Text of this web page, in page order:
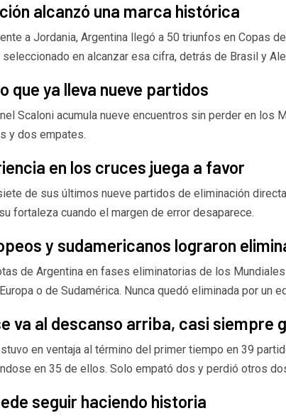
alcanzó una marca histórica
a Jordania, Argentina llegó a 50 triunfos en Copas
en alcanzar esa cifra, detrás de Brasil y
que ya lleva nueve partidos
Scaloni acumula nueve encuentros sin perder en los
y dos empates.
en los cruces juega a favor
de sus últimos nueve partidos de eliminación
fortaleza cuando el margen de error desaparece.
y sudamericanos lograron
de Argentina en fases eliminatorias de los
o de Sudamérica. Nunca quedó eliminada por un
va al descanso arriba, casi siempre
en ventaja al término del primer tiempo en 39
en 35 de ellos. Solo empató dos y perdió otros
seguir haciendo historia